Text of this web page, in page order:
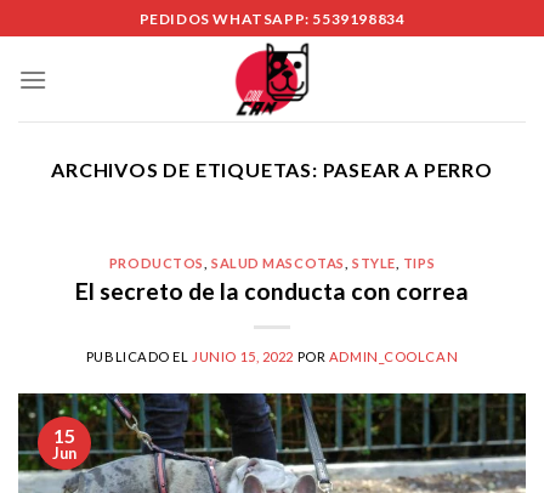
to
content
PEDIDOS WHATSAPP: 5539198834
ARCHIVOS DE ETIQUETAS: PASEAR A PERRO
PRODUCTOS SALUD MASCOTAS STYLE TIPS
El secreto de la conducta con correa
PUBLICADO EL JUNIO 15, 2022 POR ADMIN_COOLCAN
15
Jun